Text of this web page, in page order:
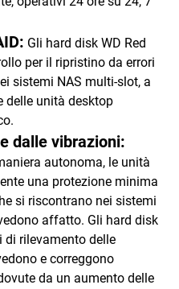
Gli hard disk WD Red
per il ripristino da errori
sistemi NAS multi-slot, a
delle unità desktop
dalle vibrazioni:
autonoma, le unità
una protezione minima
si riscontrano nei sistemi
affatto. Gli hard disk
di rilevamento delle
e correggono
da un aumento delle